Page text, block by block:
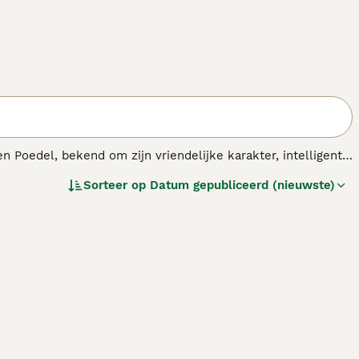
Poedel, bekend om zijn vriendelijke karakter, intelligentie
minder verharing en een meer hypoallergene vacht.
makkelijk te trainen hond die dagelijks beweging en
Sorteer op Datum gepubliceerd (nieuwste)